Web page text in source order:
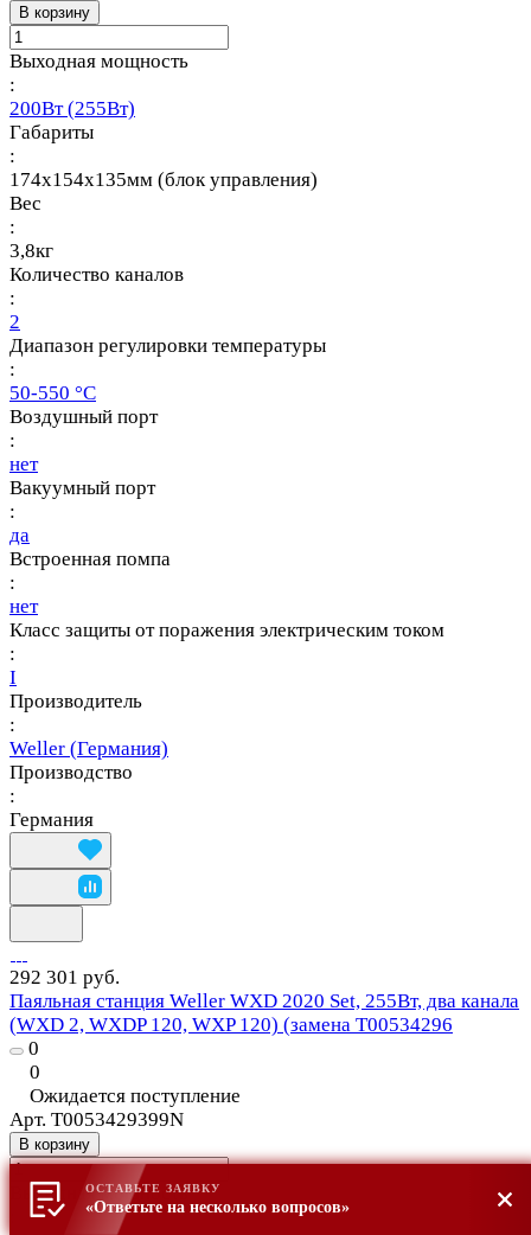
В корзину
Выходная мощность
:
200Вт (255Вт)
Габариты
:
174х154х135мм (блок управления)
Вес
:
3,8кг
Количество каналов
:
2
Диапазон регулировки температуры
:
50-550 °C
Воздушный порт
:
нет
Вакуумный порт
:
да
Встроенная помпа
:
нет
Класс защиты от поражения электрическим током
:
I
Производитель
:
Weller (Германия)
Производство
:
Германия
292 301 руб.
Паяльная станция Weller WXD 2020 Set, 255Вт, два канала
(WXD 2, WXDP 120, WXP 120) (замена T00534296
0
0
Ожидается поступление
Арт. T0053429399N
В корзину
Выходная мощность
ОСТАВЬТЕ ЗАЯВКУ
«Ответьте на несколько вопросов»